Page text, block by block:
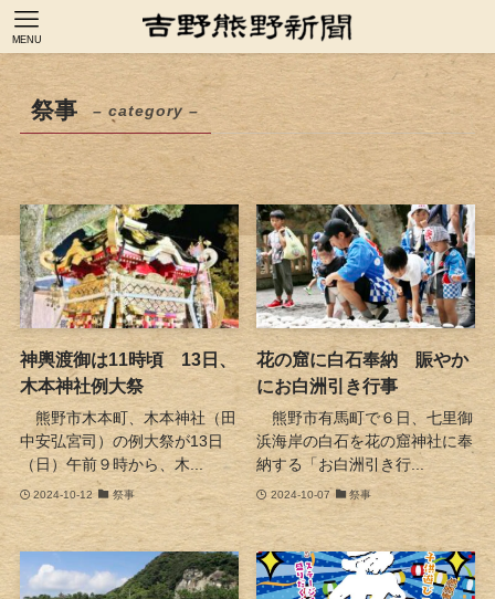
MENU
祭事 – category –
神輿渡御は11時頃 13日、
木本神社例大祭
熊野市木本町、木本神社（田
中安弘宮司）の例大祭が13日
（日）午前９時から、木...
2024-10-12 祭事
花の窟に白石奉納 賑やか
にお白洲引き行事
熊野市有馬町で６日、七里御
浜海岸の白石を花の窟神社に奉
納する「お白洲引き行...
2024-10-07 祭事